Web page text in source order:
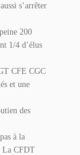
s’arrêter
200
1/4 d’élus
CFE CGC
et une
des
à la
La CFDT